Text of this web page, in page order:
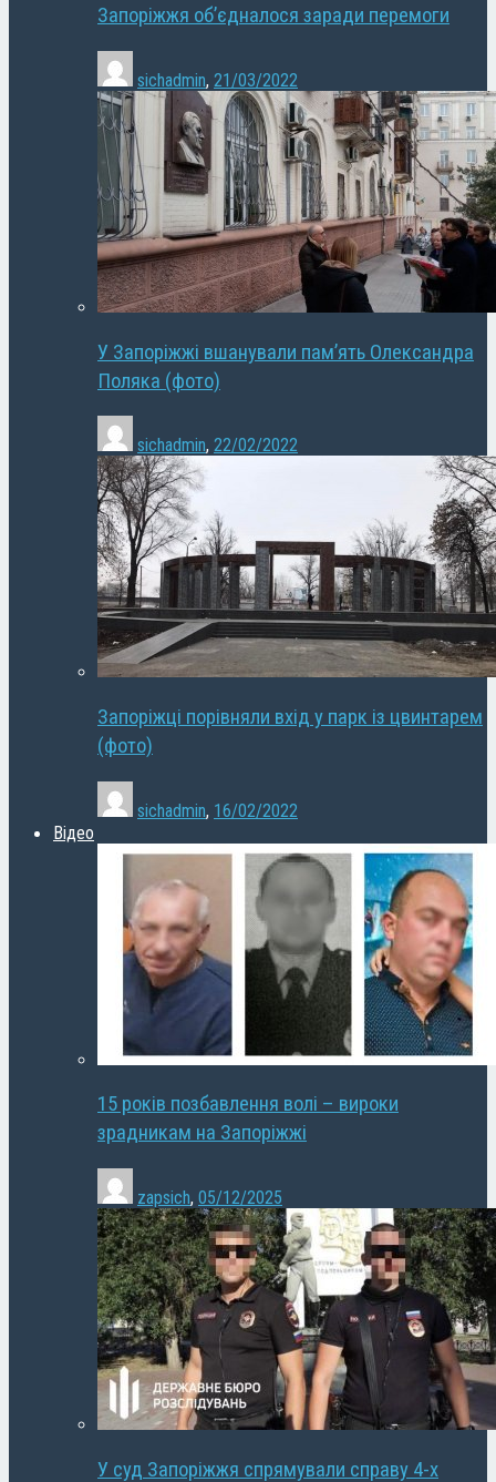
Запоріжжя об’єдналося заради перемоги
sichadmin, 21/03/2022
У Запоріжжі вшанували пам’ять Олександра
Поляка (фото)
sichadmin, 22/02/2022
Запоріжці порівняли вхід у парк із цвинтарем
(фото)
sichadmin, 16/02/2022
Відео
15 років позбавлення волі – вироки
зрадникам на Запоріжжі
zapsich, 05/12/2025
У суд Запоріжжя спрямували справу 4-х